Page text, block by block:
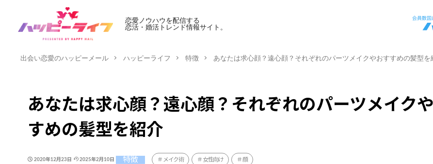
恋愛ノウハウを配信する
恋活・婚活トレンド情報サイト。
出会い恋愛のハッピーメール ハッピーライフ 特徴 あなたは求心顔？遠心顔？それぞれのパーツメイクやおすすめの髪型を
あなたは求心顔？遠心顔？それぞれのパーツメイク
すめの髪型を紹介
2020年12月23日 2025年2月10日 特徴 メイク術 女性向け 顔